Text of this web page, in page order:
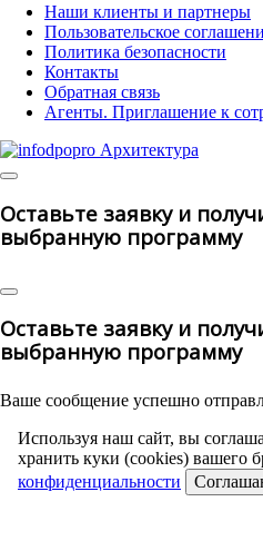
Наши клиенты и партнеры
Пользовательское
Политика безопасности
Контакты
Обратная связь
Агенты. Приглашение к
Оставьте заявку и
выбранную программу
Оставьте заявку и
выбранную программу
Ваше сообщение успешно
Используя наш сайт, вы
хранить куки (cookies) вашего
конфиденциальности